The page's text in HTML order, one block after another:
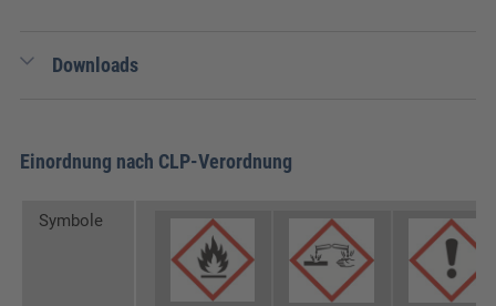
Downloads
Einordnung nach CLP-Verordnung
Symbole